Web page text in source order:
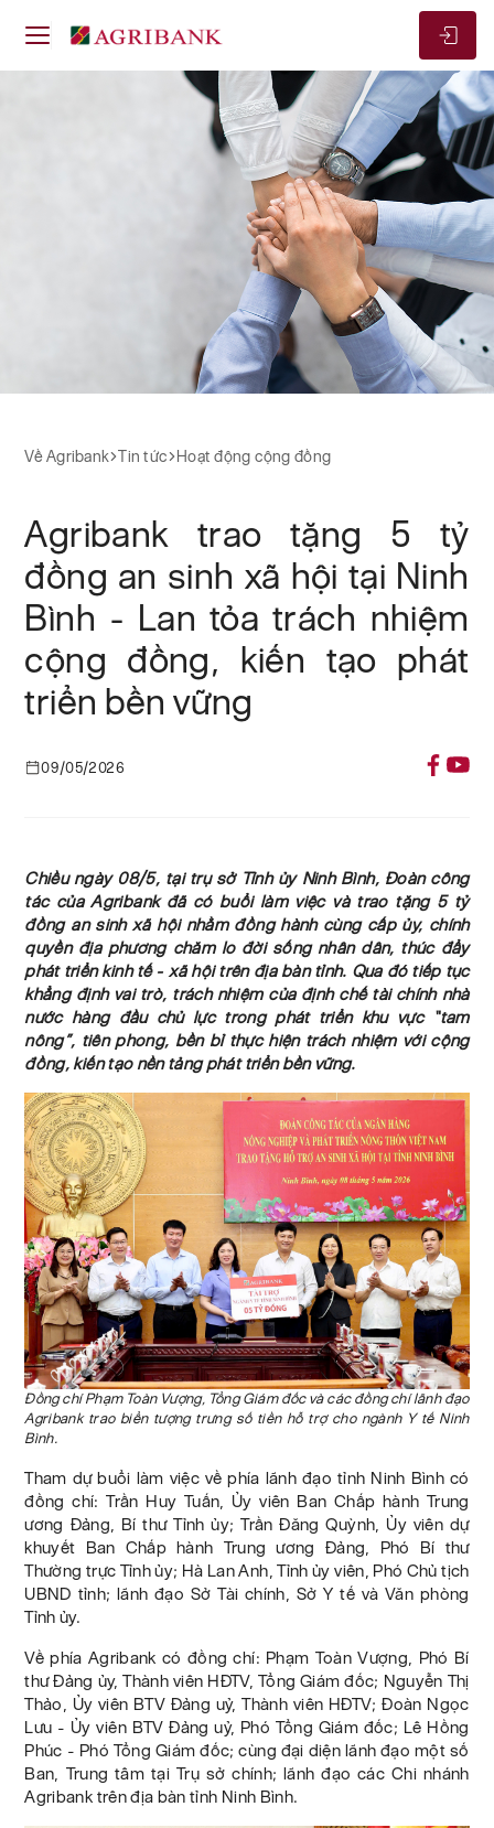
Về Agribank Tin tức Hoạt động cộng đồng
Agribank trao tặng 5 tỷ
đồng an sinh xã hội tại Ninh
Bình - Lan tỏa trách nhiệm
cộng đồng, kiến tạo phát
triển bền vững
09/05/2026
Chiều ngày 08/5, tại trụ sở Tỉnh ủy Ninh Bình, Đoàn công
tác của Agribank đã có buổi làm việc và trao tặng 5 tỷ
đồng an sinh xã hội nhằm đồng hành cùng cấp ủy, chính
quyền địa phương chăm lo đời sống nhân dân, thúc đẩy
phát triển kinh tế - xã hội trên địa bàn tỉnh. Qua đó tiếp tục
khẳng định vai trò, trách nhiệm của định chế tài chính nhà
nước hàng đầu chủ lực trong phát triển khu vực “tam
nông”, tiên phong, bền bỉ thực hiện trách nhiệm với cộng
đồng, kiến tạo nền tảng phát triển bền vững.
Đồng chí Phạm Toàn Vượng, Tổng Giám đốc và các đồng chí lãnh đạo
Agribank trao biển tượng trưng số tiền hỗ trợ cho ngành Y tế Ninh
Bình.
Tham dự buổi làm việc về phía lãnh đạo tỉnh Ninh Bình có
đồng chí: Trần Huy Tuấn, Ủy viên Ban Chấp hành Trung
ương Đảng, Bí thư Tỉnh ủy; Trần Đăng Quỳnh, Ủy viên dự
khuyết Ban Chấp hành Trung ương Đảng, Phó Bí thư
Thường trực Tỉnh ủy; Hà Lan Anh, Tỉnh ủy viên, Phó Chủ tịch
UBND tỉnh; lãnh đạo Sở Tài chính, Sở Y tế và Văn phòng
Tỉnh ủy.
Về phía Agribank có đồng chí: Phạm Toàn Vượng, Phó Bí
thư Đảng ủy, Thành viên HĐTV, Tổng Giám đốc; Nguyễn Thị
Thảo, Ủy viên BTV Đảng uỷ, Thành viên HĐTV; Đoàn Ngọc
Lưu - Ủy viên BTV Đảng uỷ, Phó Tổng Giám đốc; Lê Hồng
Phúc - Phó Tổng Giám đốc; cùng đại diện lãnh đạo một số
Ban, Trung tâm tại Trụ sở chính; lãnh đạo các Chi nhánh
Agribank trên địa bàn tỉnh Ninh Bình.